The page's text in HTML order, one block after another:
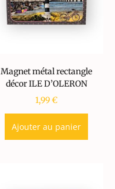
Magnet métal rectangle
décor ILE D’OLERON
1,99€
Ajouter au panier